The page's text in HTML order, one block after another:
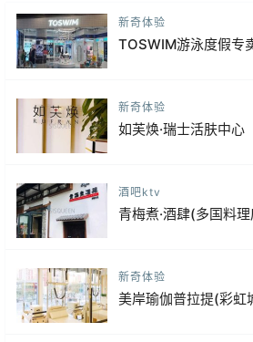
新奇体验
TOSWIM游泳度假专
新奇体验
如芙焕·瑞士活肤中心
酒吧ktv
青梅煮·酒肆(多国料
新奇体验
美岸瑜伽普拉提(彩虹